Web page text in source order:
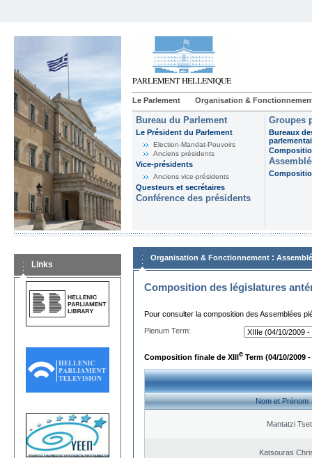
Le Parlement Organisation &
Bureau du Parlement
Le Président du Parlement
Election-Mandat-Pouvoirs
Anciens présidents
Vice-présidents
Anciens vice-présidents
Questeurs et secrétaires
Conférence des présidents
Groupes
Bureaux
Links
Organisation & Fonctionnement :
Composition des législatures
Pour consulter la composition des Assemblées
Plenum Term:
Composition finale de XIIIe Term (04/10/2009 -
Nom et Prénom
Mantatzi
Katsouras